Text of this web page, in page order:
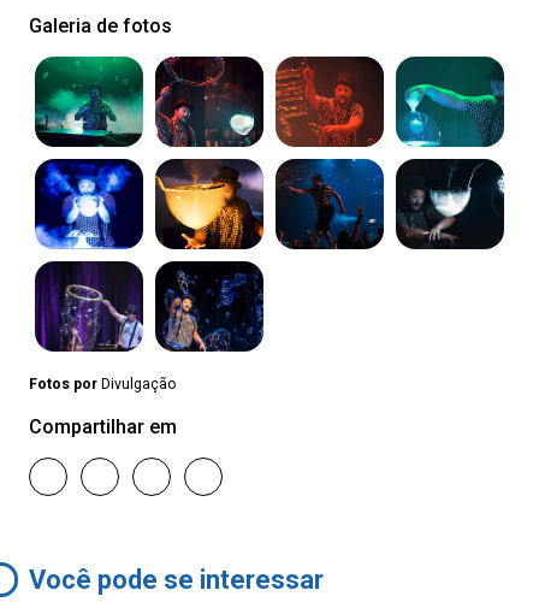
Galeria de fotos
Fotos por Divulgação
Compartilhar em
Você pode se interessar